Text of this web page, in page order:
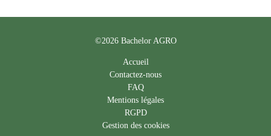
©2026 Bachelor AGRO
Accueil
Contactez-nous
FAQ
Mentions légales
RGPD
Gestion des cookies